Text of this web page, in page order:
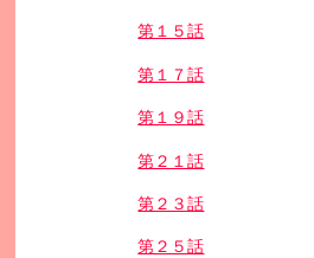
第１５話
第１７話
第１９話
第２１話
第２３話
第２５話